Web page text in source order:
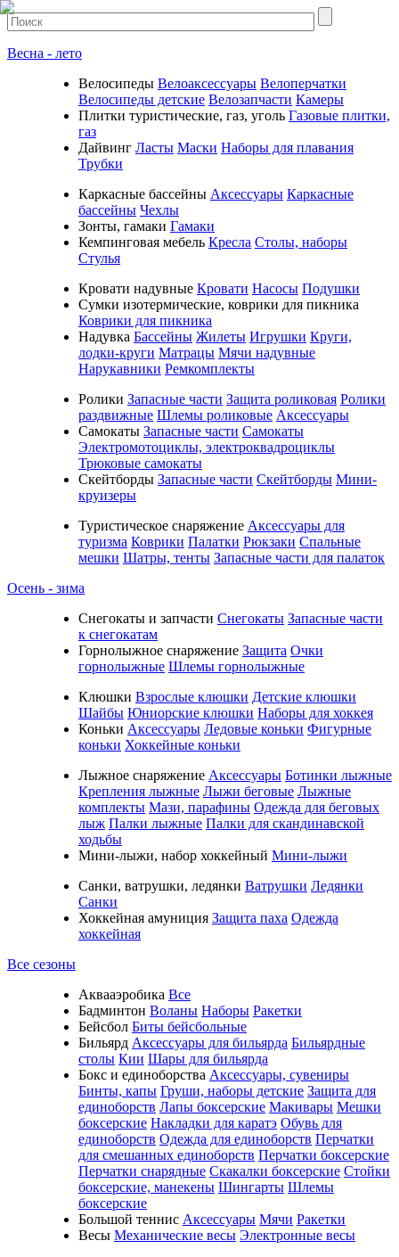
Весна - лето
Велосипеды Велоаксессуары Велоперчатки
Велосипеды детские Велозапчасти Камеры
Плитки туристические, газ, уголь Газовые плитки,
газ
Дайвинг Ласты Маски Наборы для плавания
Трубки
Каркасные бассейны Аксессуары Каркасные
бассейны Чехлы
Зонты, гамаки Гамаки
Кемпинговая мебель Кресла Столы, наборы
Стулья
Кровати надувные Кровати Насосы Подушки
Cумки изотермические, коврики для пикника
Коврики для пикника
Надувка Бассейны Жилеты Игрушки Круги,
лодки-круги Матрацы Мячи надувные
Нарукавники Ремкомплекты
Ролики Запасные части Защита роликовая Ролики
раздвижные Шлемы роликовые Аксессуары
Самокаты Запасные части Самокаты
Электромотоциклы, электроквадроциклы
Трюковые самокаты
Скейтборды Запасные части Скейтборды Мини-
круизеры
Туристическое снаряжение Аксессуары для
туризма Коврики Палатки Рюкзаки Спальные
мешки Шатры, тенты Запасные части для палаток
Осень - зима
Cнегокаты и запчасти Снегокаты Запасные части
к снегокатам
Горнолыжное снаряжение Защита Очки
горнолыжные Шлемы горнолыжные
Клюшки Взрослые клюшки Детские клюшки
Шайбы Юниорские клюшки Наборы для хоккея
Коньки Аксессуары Ледовые коньки Фигурные
коньки Хоккейные коньки
Лыжное снаряжение Аксессуары Ботинки лыжные
Крепления лыжные Лыжи беговые Лыжные
комплекты Мази, парафины Одежда для беговых
лыж Палки лыжные Палки для скандинавской
ходьбы
Мини-лыжи, набор хоккейный Мини-лыжи
Санки, ватрушки, ледянки Ватрушки Ледянки
Санки
Хоккейная амуниция Защита паха Одежда
хоккейная
Все сезоны
Аквааэробика Все
Бадминтон Воланы Наборы Ракетки
Бейсбол Биты бейсбольные
Бильярд Аксессуары для бильярда Бильярдные
столы Кии Шары для бильярда
Бокс и единоборства Аксессуары, сувениры
Бинты, капы Груши, наборы детские Защита для
единоборств Лапы боксерские Макивары Мешки
боксерские Накладки для каратэ Обувь для
единоборств Одежда для единоборств Перчатки
для смешанных единоборств Перчатки боксерские
Перчатки снарядные Скакалки боксерские Стойки
боксерские, манекены Шингарты Шлемы
боксерские
Большой теннис Аксессуары Мячи Ракетки
Весы Механические весы Электронные весы